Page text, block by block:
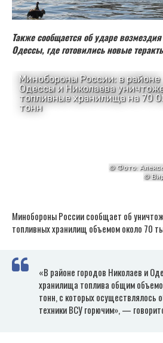
Также сообщается об ударе
Одессы, где готовились новые
Минобороны России сообщает об
топливных хранилищ объемом около 70
«В районе городов Николаев и
хранилища топлива общим
тонн, с которых осуществлялось
техники ВСУ горючим», —